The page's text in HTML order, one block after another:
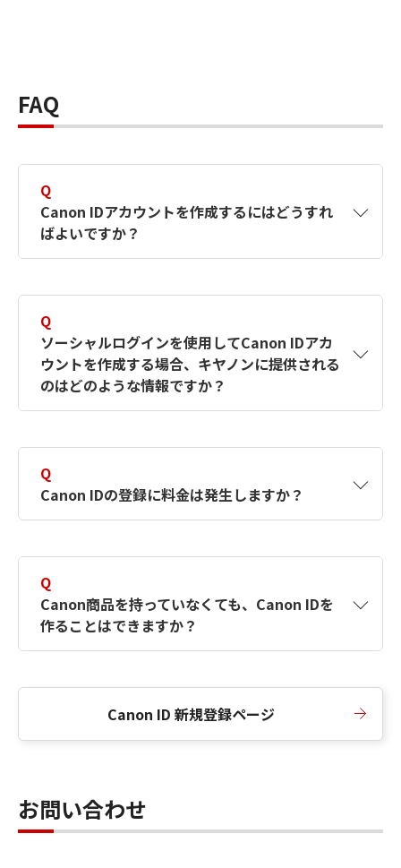
FAQ
Q
Canon IDアカウントを作成するにはどうすれ
ばよいですか？
す。詳しい作成方法は【カメラ】Canon IDとは
何ですか？Canon IDの作成方法は？をご確認く
ださい。
Q
ソーシャルログインを使用してCanon IDアカ
ウントを作成する場合、キヤノンに提供される
のはどのような情報ですか？
択したサービスから取得します。アカウントを
簡単に作成できるように、この情報を使用して
Canon IDの登録フォームを入力します。
Q
Canon IDの登録に料金は発生しますか？
Q
Canon商品を持っていなくても、Canon IDを
作ることはできますか？
Canon ID 新規登録ページ
お問い合わせ